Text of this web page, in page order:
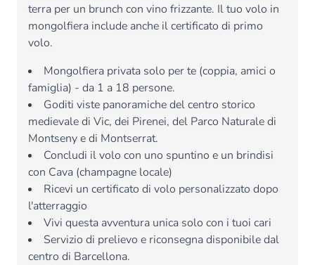
terra per un brunch con vino frizzante. Il tuo volo in
mongolfiera include anche il certificato di primo
volo.
Mongolfiera privata solo per te (coppia, amici o
famiglia) - da 1 a 18 persone.
Goditi viste panoramiche del centro storico
medievale di Vic, dei Pirenei, del Parco Naturale di
Montseny e di Montserrat.
Concludi il volo con uno spuntino e un brindisi
con Cava (champagne locale)
Ricevi un certificato di volo personalizzato dopo
l'atterraggio
Vivi questa avventura unica solo con i tuoi cari
Servizio di prelievo e riconsegna disponibile dal
centro di Barcellona.